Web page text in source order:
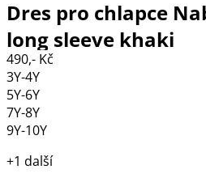
Dres pro chlapce
long sleeve khaki
490,- Kč
3Y-4Y
5Y-6Y
7Y-8Y
9Y-10Y
+1 další